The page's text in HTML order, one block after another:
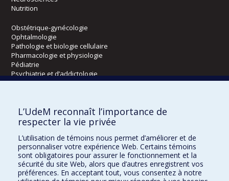
Nutrition
Obstétrique-gynécologie
Ophtalmologie
Pathologie et biologie cellulaire
Pharmacologie et physiologie
Pédiatrie
Psychiatrie et d’addictologie
Radiologie, radio-oncologie et médecine nucléaire
Écoles
Orthophonie et audiologie
Réadaptation
Directions
L’UdeM reconnaît l’importance de
respecter la vie privée
L’utilisation de témoins nous permet d’améliorer et de
personnaliser votre expérience Web. Certains témoins
sont obligatoires pour assurer le fonctionnement et la
sécurité du site Web, alors que d’autres enregistrent vos
préférences. En acceptant tout, vous consentez à notre